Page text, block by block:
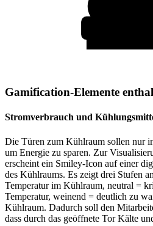
Gamification-Elemente
Stromverbrauch und
Die Türen zum Kühlraum sollen nur
um Energie zu sparen. Zur
erscheint ein Smiley-Icon auf einer
des Kühlraums. Es zeigt drei Stufen
Temperatur im Kühlraum, neutral =
Temperatur, weinend = deutlich zu
Kühlraum. Dadurch soll den
dass durch das geöffnete Tor Kälte